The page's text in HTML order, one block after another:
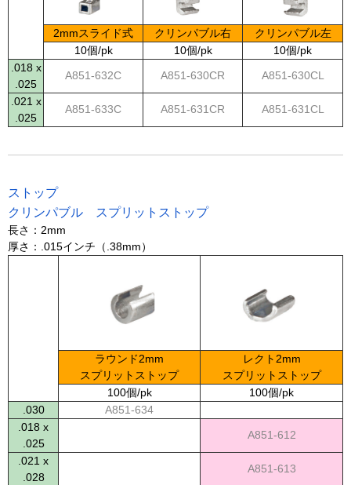
2mmスライド式 クリンパブル右
クリンパブル左
10個/pk
10個/pk
10個/pk
.018 x
.025
A851-632C A851-630CR A851-630CL
.021 x
.025
A851-633C A851-631CR A851-631CL
ストップ
クリンパブル スプリットストップ
長さ：2mm
厚さ：.015インチ（.38mm）
ラウンド2mm
スプリットストップ
レクト2mm
スプリットストップ
100個/pk
100個/pk
.030
A851-634
.018 x
.025
A851-612
.021 x
.028
A851-613